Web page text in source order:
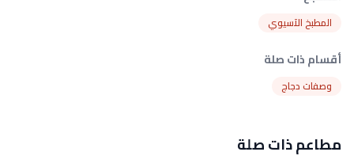
المطبخ الآسيوي
أقسام ذات صلة
وصفات دجاج
مطاعم ذات صلة